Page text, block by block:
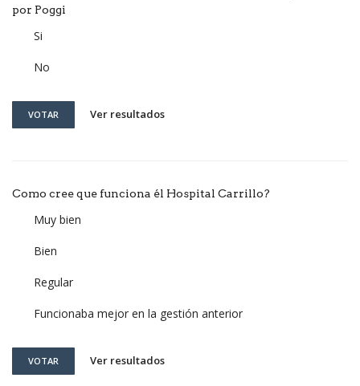
por Poggi
Si
No
VOTAR Ver resultados
Como cree que funciona él Hospital Carrillo?
Muy bien
Bien
Regular
Funcionaba mejor en la gestión anterior
VOTAR Ver resultados